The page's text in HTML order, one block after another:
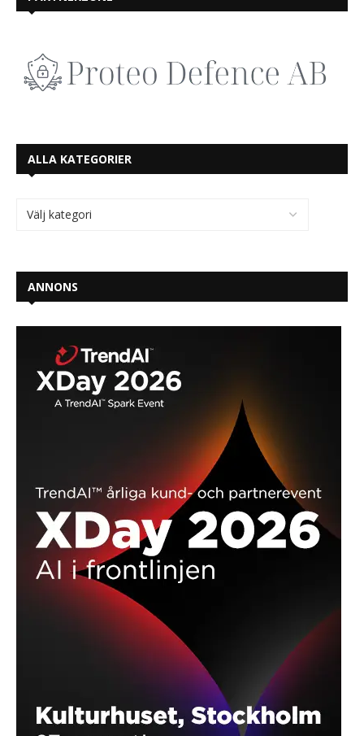
ALLA KATEGORIER
ANNONS